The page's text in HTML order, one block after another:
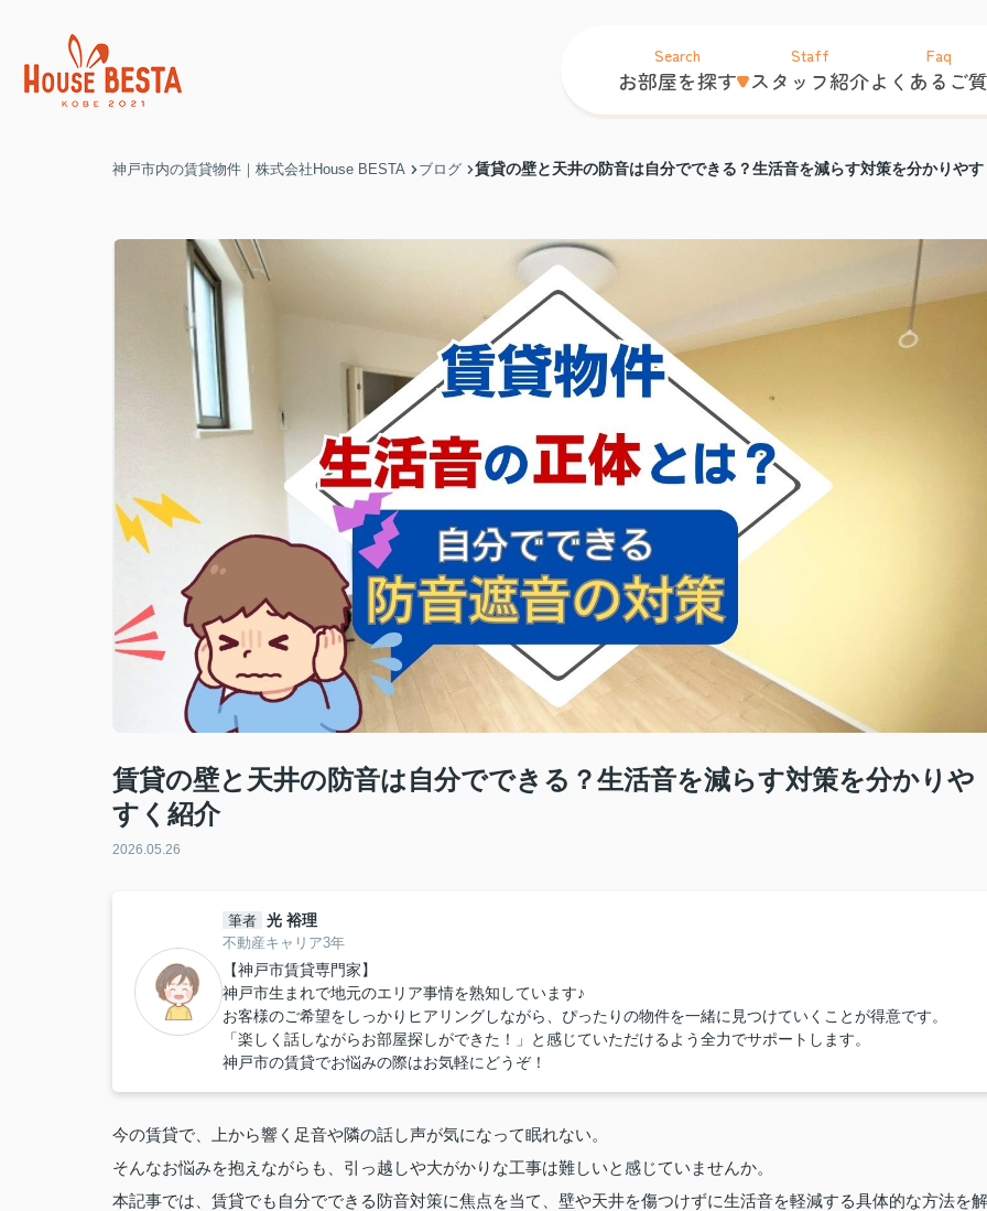
Search
お部屋を探す
Staff
スタッフ紹介
Faq
よくあるご
神戸市内の賃貸物件｜株式会社House BESTA ブログ 賃貸の壁と天井の防音は自分でできる？生活音を減らす対策を分かりや
賃貸の壁と天井の防音は自分でできる？生活音を減らす対策を分かりや
すく紹介
2026.05.26
筆者 光 裕理
不動産キャリア3年
【神戸市賃貸専門家】
神戸市生まれで地元のエリア事情を熟知しています♪
お客様のご希望をしっかりヒアリングしながら、ぴったりの物件を一緒に見つけていくことが得意です。
「楽しく話しながらお部屋探しができた！」と感じていただけるよう全力でサポートします。
神戸市の賃貸でお悩みの際はお気軽にどうぞ！
今の賃貸で、上から響く足音や隣の話し声が気になって眠れない。
そんなお悩みを抱えながらも、引っ越しや大がかりな工事は難しいと感じていませんか。
本記事では、賃貸でも自分でできる防音対策に焦点を当て、壁や天井を傷つけずに生活音を軽減する具体的な方法を解